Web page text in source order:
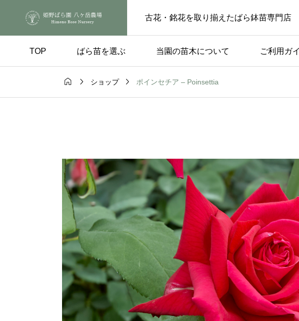
古花・銘花を取り揃えたばら鉢苗専門店
TOP ばら苗を選ぶ 当園の苗木について ご利用ガ
れ 品種の選び方
  ショップ  ポインセチア – Poinsettia